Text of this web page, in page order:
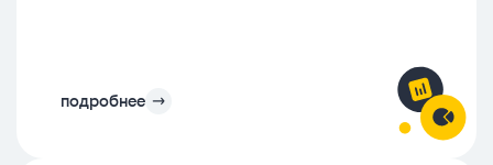
подробнее